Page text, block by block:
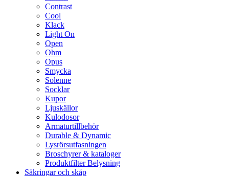
Contrast
Cool
Klack
Light On
Open
Ohm
Opus
Smycka
Solenne
Socklar
Kupor
Ljuskällor
Kulodosor
Armaturtillbehör
Durable & Dynamic
Lysrörsutfasningen
Broschyrer & kataloger
Produktfilter Belysning
Säkringar och skåp